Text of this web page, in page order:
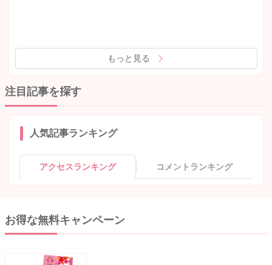
もっと見る
注目記事を探す
人気記事ランキング
アクセスランキング コメントランキング
お得な無料キャンペーン